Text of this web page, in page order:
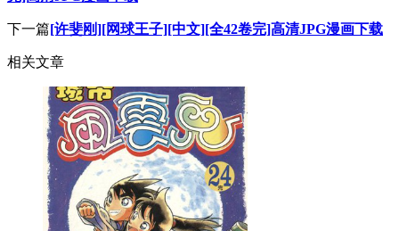
下一篇[许斐刚][网球王子][中文][全42卷完]高清JPG漫画下载
相关文章